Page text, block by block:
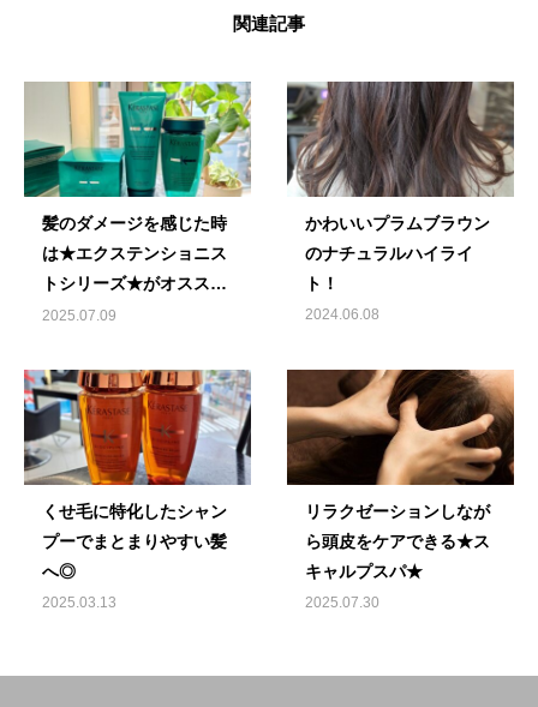
関連記事
髪のダメージを感じた時
は★エクステンショニス
トシリーズ★がオススメ
です♪
2025.07.09
かわいいプラムブラウン
のナチュラルハイライ
ト！
2024.06.08
くせ毛に特化したシャン
プーでまとまりやすい髪
へ◎
2025.03.13
リラクゼーションしなが
ら頭皮をケアできる★ス
キャルプスパ★
2025.07.30